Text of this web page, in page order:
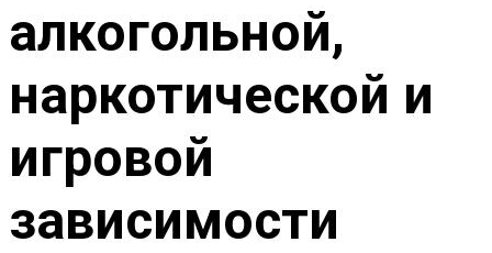
алкогольной,
наркотической и
игровой
зависимости